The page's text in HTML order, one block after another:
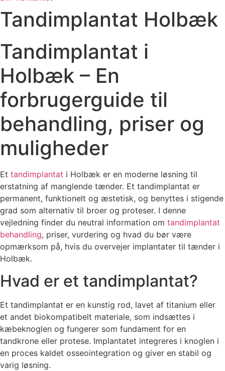
Tandimplantat Holbæk
Tandimplantat i
Holbæk – En
forbrugerguide til
behandling, priser og
muligheder
Et tandimplantat i Holbæk er en moderne løsning til
erstatning af manglende tænder. Et tandimplantat er
permanent, funktionelt og æstetisk, og benyttes i stigende
grad som alternativ til broer og proteser. I denne
vejledning finder du neutral information om tandimplantat
behandling, priser, vurdering og hvad du bør være
opmærksom på, hvis du overvejer implantater til tænder i
Holbæk.
Hvad er et tandimplantat?
Et tandimplantat er en kunstig rod, lavet af titanium eller
et andet biokompatibelt materiale, som indsættes i
kæbeknoglen og fungerer som fundament for en
tandkrone eller protese. Implantatet integreres i knoglen i
en proces kaldet osseointegration og giver en stabil og
varig løsning.